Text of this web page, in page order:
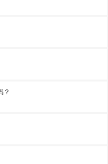
？